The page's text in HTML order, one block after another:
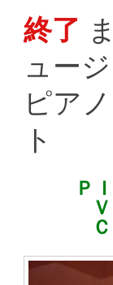
content
終了
ュー
ピア
ト
Ｐ